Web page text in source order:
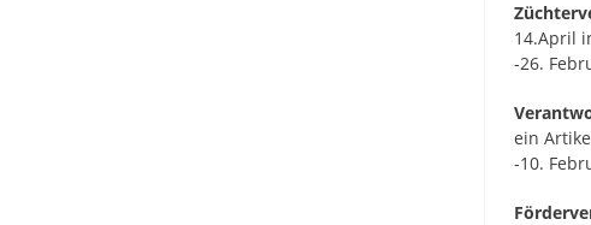
14.April
-26.
ein
-10.